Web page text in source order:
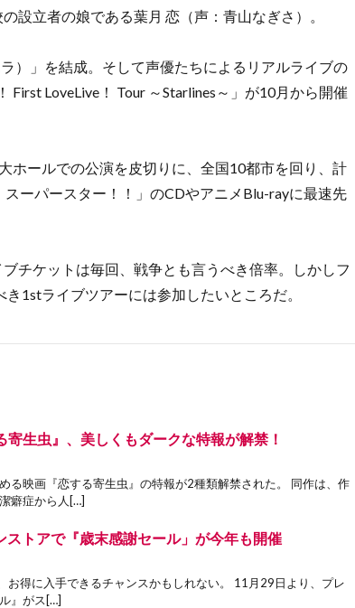
設立者の娘である葉月 恋（声：青山なぎさ）。
）」を結成。そして声優たちによるリアルライブの
LoveLive！ Tour ～Starlines～」が10月から開催
ホールでの公演を皮切りに、全国10都市を回り、計
ーパースター！！」のCDやアニメBlu-rayに最速先
チケットは毎回、戦争とも言うべき倍率。しかしフ
1stライブツアーには参加したいところだ。
生虫』、美しくもダークな特報が解禁！
る映画『恋する寄生虫』の特報が2種類解禁された。 同作は、作
癖症から人[…]
トアで『歳末感謝セール」が今年も開催
お得に入手できるチャンスかもしれない。 11月29日より、プレ
』がス[…]